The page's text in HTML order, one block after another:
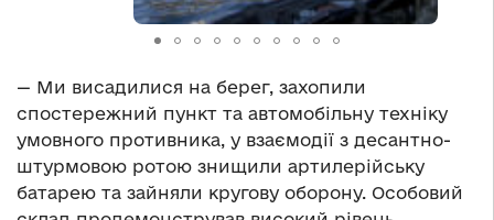
— Ми висадилися на берег, захопили
спостережний пункт та автомобільну техніку
умовного противника, у взаємодії з десантно-
штурмовою ротою знищили артилерійську
батарею та зайняли кругову оборону. Особовий